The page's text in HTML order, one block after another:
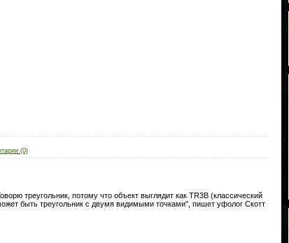
(0)
треугольник, потому что объект выглядит как TR3B (классический
быть треугольник с двумя видимыми точками", пишет уфолог Скотт